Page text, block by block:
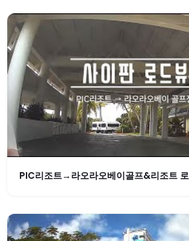
PIC리조트→라오라오베이골프&리조트